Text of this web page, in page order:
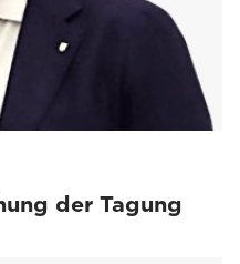
der Tagung